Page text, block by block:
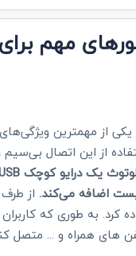
مهم
یکی از مهمترین
از این اتصال
اضافه می‌کند. از
کرد. به طوری که
های همراه و ... متصل